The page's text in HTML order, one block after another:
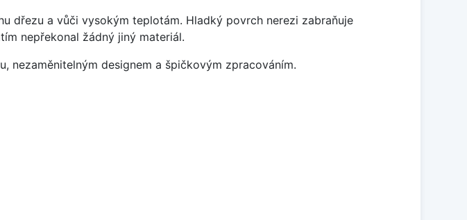
dřezu a vůči vysokým teplotám. Hladký povrch nerezi zabraňuje
nepřekonal žádný jiný materiál.
nezaměnitelným designem a špičkovým zpracováním.